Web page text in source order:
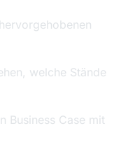
welche Stände
Business Case mit